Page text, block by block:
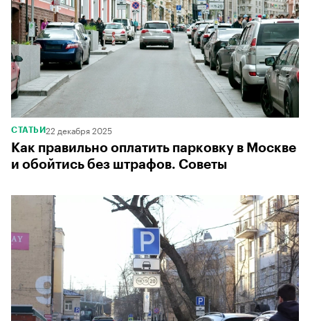
СТАТЬИ22 декабря 2025
Как правильно оплатить парковку в Москве
и обойтись без штрафов. Советы